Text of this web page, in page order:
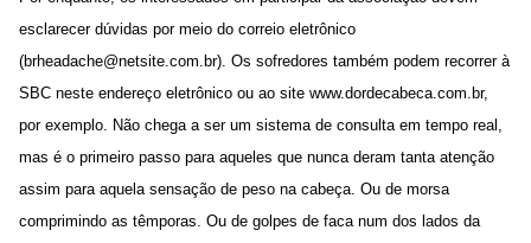
esclarecer dúvidas por meio do correio eletrônico
(brheadache@netsite.com.br). Os sofredores também podem recorrer à
SBC neste endereço eletrônico ou ao site www.dordecabeca.com.br,
por exemplo. Não chega a ser um sistema de consulta em tempo real,
mas é o primeiro passo para aqueles que nunca deram tanta atenção
assim para aquela sensação de peso na cabeça. Ou de morsa
comprimindo as têmporas. Ou de golpes de faca num dos lados da